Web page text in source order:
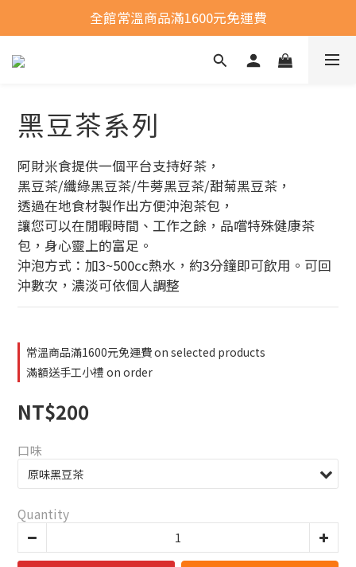
全館常溫商品滿1600元免運費
全館常溫商品滿1600元免運費
選購商品運費問題
黑豆茶系列
阿財米食提供一個平台支持好茶，
黑豆茶/纖綠黑豆茶/牛蒡黑豆茶/甜菊黑豆茶，
透過在地食材製作出方便沖泡茶包，
讓您可以在閒暇時間、工作之餘，品嚐特殊健康茶
包，身心靈上的富足。
沖泡方式：加3~500cc熱水，約3分鐘即可飲用。可回
沖數次，濃淡可依個人調整
常溫商品滿1600元免運費 on selected products
滿額送手工小禮 on order
NT$200
口味
Quantity